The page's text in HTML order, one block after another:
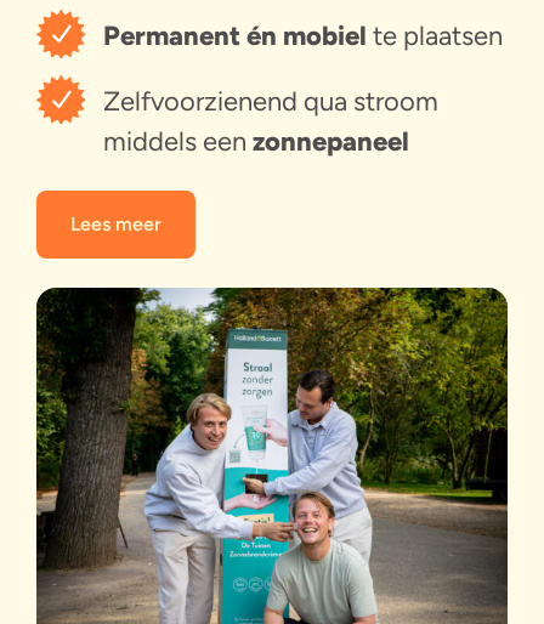
Permanent én mobiel te plaatsen
Zelfvoorzienend qua stroom
middels een zonnepaneel
Lees meer